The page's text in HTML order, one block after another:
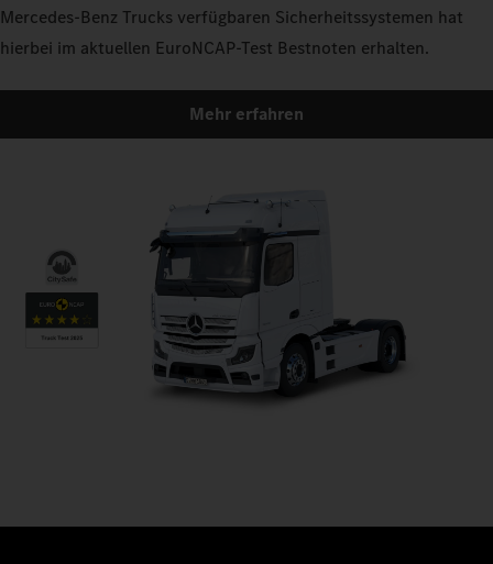
Mercedes‑Benz Trucks verfügbaren Sicherheitssystemen hat
hierbei im aktuellen EuroNCAP-Test Bestnoten erhalten.
Mehr erfahren